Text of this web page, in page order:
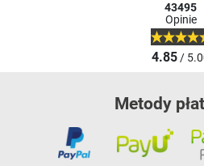
43495
Opinie
4.85/
Metody